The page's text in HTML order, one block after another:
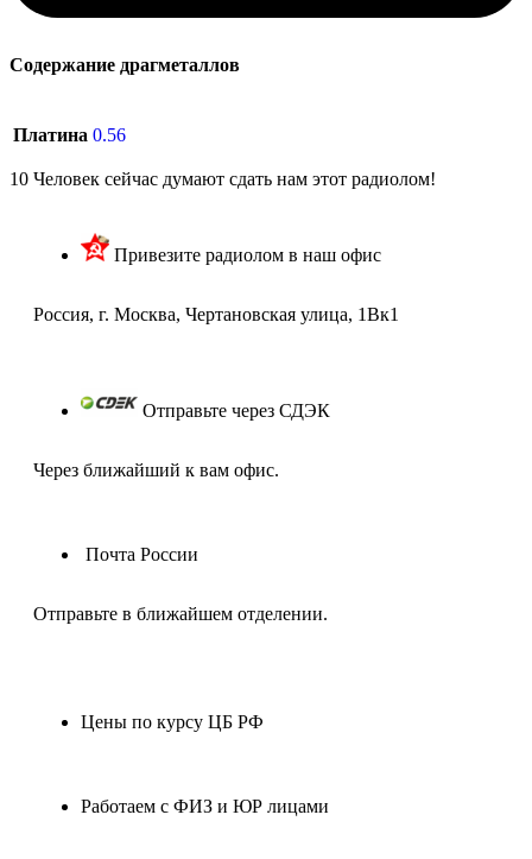
Содержание драгметаллов
Платина 0.56
10 Человек сейчас думают сдать нам этот радиолом!
Привезите радиолом в наш офис
Россия, г. Москва, Чертановская улица, 1Вк1
Отправьте через СДЭК
Через ближайший к вам офис.
Почта России
Отправьте в ближайшем отделении.
Цены по курсу ЦБ РФ
Работаем с ФИЗ и ЮР лицами